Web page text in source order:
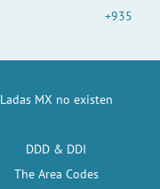
+935
Ladas MX no existen
DDD & DDI
The Area Codes